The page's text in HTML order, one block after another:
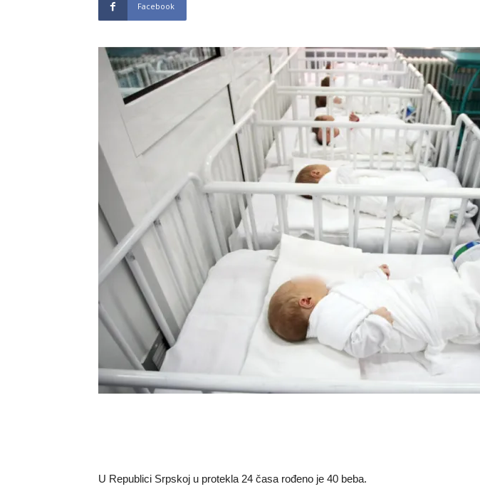
Facebook
U Republici Srpskoj u protekla 24 časa rođeno je 40 beba.